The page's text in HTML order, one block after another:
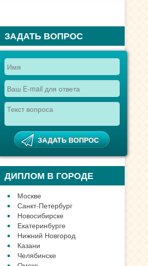
ЗАДАТЬ ВОПРОС
ДИПЛОМ В ГОРОДЕ
Москве
Санкт-Петербург
Новосибирске
Екатеринбурге
Нижний Новгород
Казани
Челябинске